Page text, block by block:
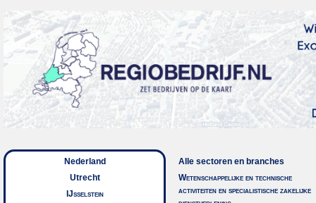
Nederland
Utrecht
IJsselstein
Alle sectoren en branches
Wetenschappelijke en technische
activiteiten en specialistische zakelijke